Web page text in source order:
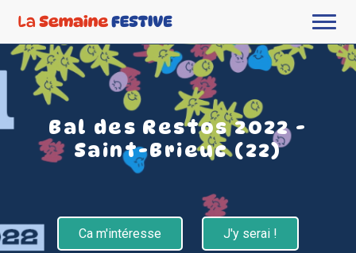
Bal des Restos 2022 -
Saint-Brieuc (22)
Ca m'intéresse J'y serai !